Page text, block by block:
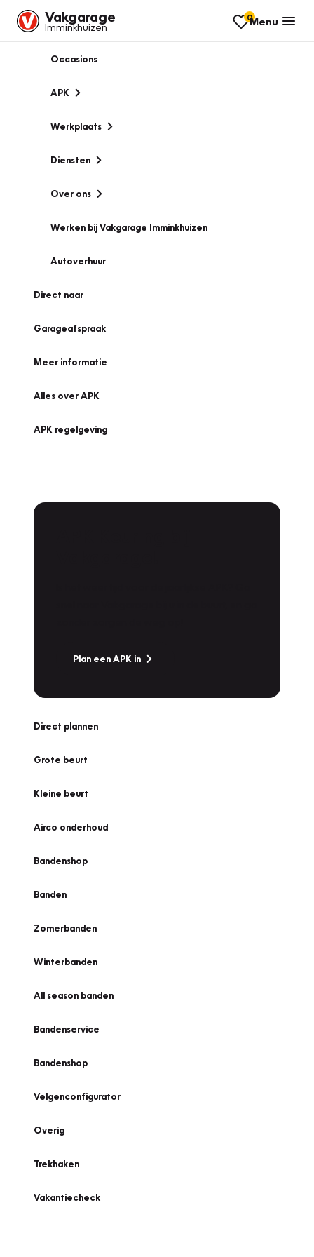
Vakgarage
Imminkhuizen
0Menu
Occasions
APK
Werkplaats
Diensten
Over ons
Werken bij Vakgarage Imminkhuizen
Autoverhuur
Direct naar
Garageafspraak
Meer informatie
Alles over APK
APK regelgeving
Plan een APK in
Direct plannen
Grote beurt
Kleine beurt
Airco onderhoud
Bandenshop
Banden
Zomerbanden
Winterbanden
All season banden
Bandenservice
Bandenshop
Velgenconfigurator
Overig
Trekhaken
Vakantiecheck